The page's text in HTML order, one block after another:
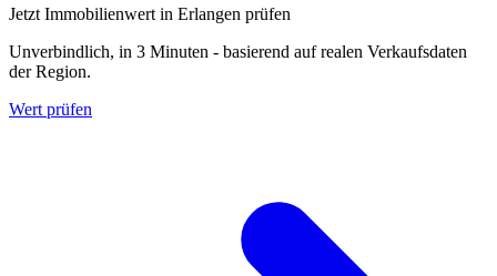
Jetzt Immobilienwert in Erlangen prüfen
Unverbindlich, in 3 Minuten - basierend auf realen Verkaufsdaten
der Region.
Wert prüfen